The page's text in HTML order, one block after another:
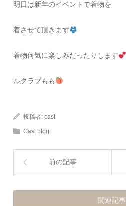
明日は新年のイベントで着物を
着させて頂きます
着物何気に楽しみだったりします
ルクラブもも
投稿者:cast
Cast blog
前の記事
関連記事